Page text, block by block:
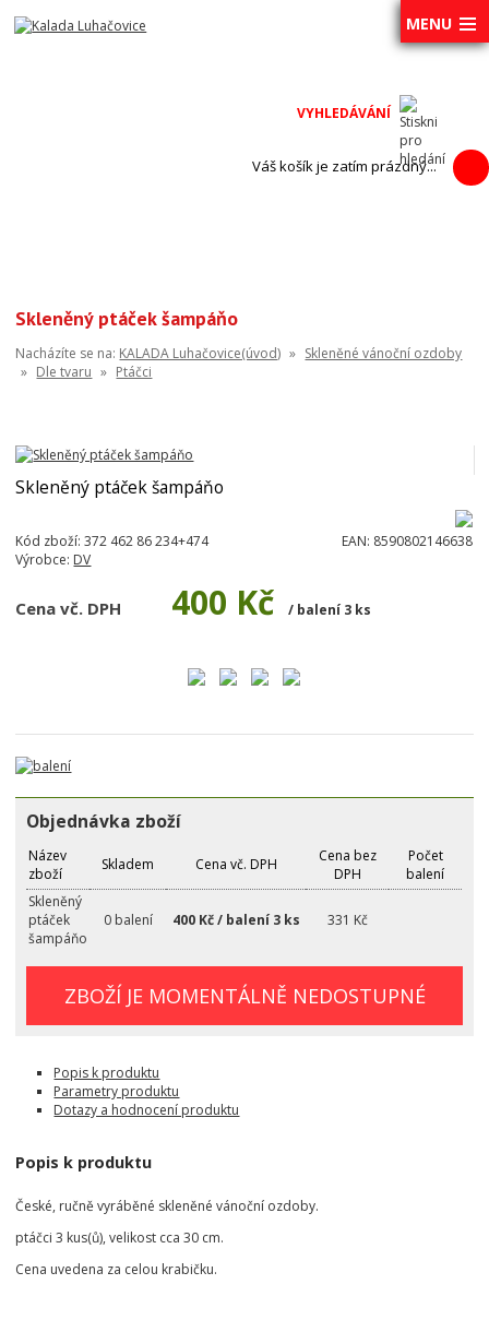
MENU
Váš košík je zatím prázdný...
Skleněný ptáček šampáňo
Nacházíte se na: KALADA Luhačovice(úvod) » Skleněné vánoční ozdoby
» Dle tvaru » Ptáčci
Skleněný ptáček šampáňo
Kód zboží: 372 462 86 234+474 EAN: 8590802146638
Výrobce: DV
Cena vč. DPH 400 Kč / balení 3 ks
Objednávka zboží
Název
zboží
Skladem Cena vč. DPH
Cena bez
DPH
Počet
balení
Skleněný
ptáček
šampáňo
0 balení 400 Kč / balení 3 ks 331 Kč
ZBOŽÍ JE MOMENTÁLNĚ NEDOSTUPNÉ
Popis k produktu
Parametry produktu
Dotazy a hodnocení produktu
Popis k produktu
České, ručně vyráběné skleněné vánoční ozdoby.
ptáčci 3 kus(ů), velikost cca 30 cm.
Cena uvedena za celou krabičku.